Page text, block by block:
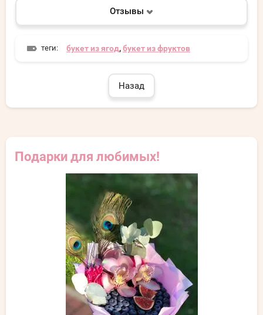
Подарки для любимых!
Отзывы
теги: букет из ягод,букет из фруктов
Назад